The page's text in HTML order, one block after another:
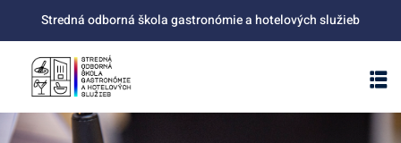
content
Stredná odborná škola gastronómie a hotelových služieb